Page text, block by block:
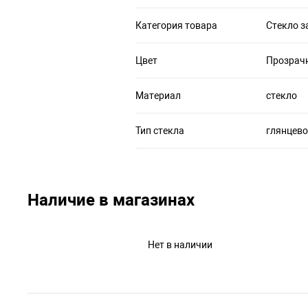
Категория товара Стекло
Цвет
Материал стекло
Тип стекла
Наличие в магазинах
Нет в наличии